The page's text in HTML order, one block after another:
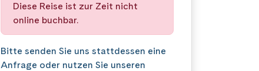
Diese Reise ist zur Zeit nicht
online buchbar.
Bitte senden Sie uns stattdessen eine
Anfrage oder nutzen Sie unseren